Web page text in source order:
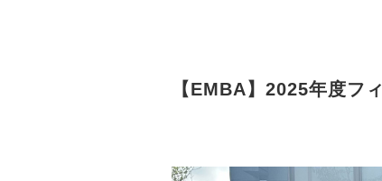
【EMBA】2025年度フ